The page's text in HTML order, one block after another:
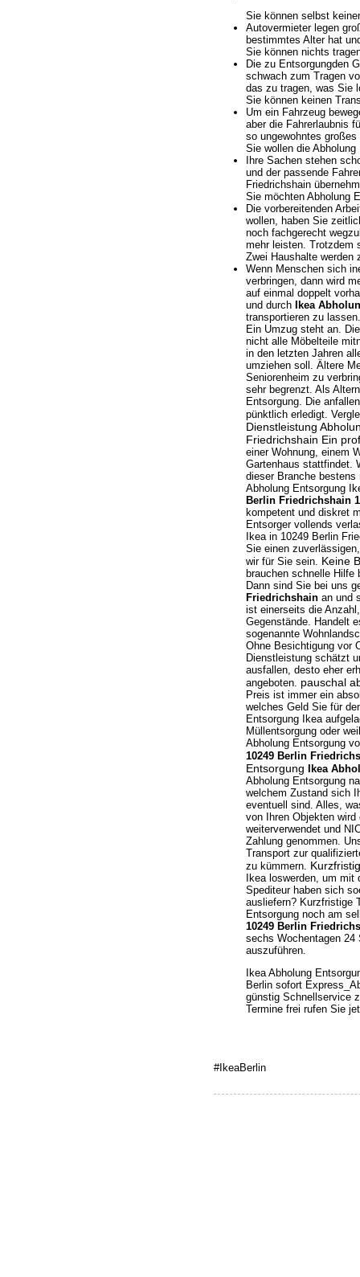
Sie können selbst
Autovermieter legen
bestimmtes Alter hat
Sie können nichts
Die zu Entsorgungden
schwach zum Tragen
das zu tragen, was Sie
Sie können keinen
Um ein Fahrzeug
aber die Fahrerlaubnis
so ungewohntes
Sie wollen die
Ihre Sachen stehen
und der passende
Friedrichshain
Sie möchten Abholung
Die vorbereitenden
wollen, haben Sie
noch fachgerecht
mehr leisten. Trotzdem
Zwei Haushalte werden
Wenn Menschen sich
verbringen, dann wird
auf einmal doppelt
und durch
Ikea
transportieren zu lassen.
Ein Umzug steht an.
nicht alle Möbelteile
in den letzten Jahren
umziehen soll. Ältere
Seniorenheim zu
sehr begrenzt. Als
Entsorgung. Die
pünktlich erledigt.
Dienstleistung
Friedrichshain Ein
einer Wohnung, einem
Gartenhaus stattfindet.
dieser Branche
Abholung Entsorgung
Berlin Friedrichshain
kompetent und diskret
Entsorger vollends
Ikea in 10249 Berlin
Sie einen
wir für Sie sein. Keine
brauchen schnelle Hilfe
Dann sind Sie bei uns
Friedrichshain an und
ist einerseits die
Gegenstände. Handelt
sogenannte
Ohne Besichtigung vor
Dienstleistung schätzt
ausfallen, desto eher
angeboten. pauschal
Preis ist immer ein
welches Geld Sie für
Entsorgung Ikea
Müllentsorgung oder
Abholung Entsorgung
10249 Berlin
Entsorgung
Ikea
Abholung Entsorgung
welchem Zustand sich
eventuell sind. Alles,
von Ihren Objekten
weiterverwendet und
Zahlung genommen.
Transport zur
zu kümmern.
Ikea loswerden, um
Spediteur haben sich
ausliefern? Kurzfristige
Entsorgung noch am
10249 Berlin
sechs Wochentagen 24
auszuführen.
Ikea Abholung
Berlin sofort
günstig Schnellservice
Termine frei rufen Sie
#IkeaBerlin